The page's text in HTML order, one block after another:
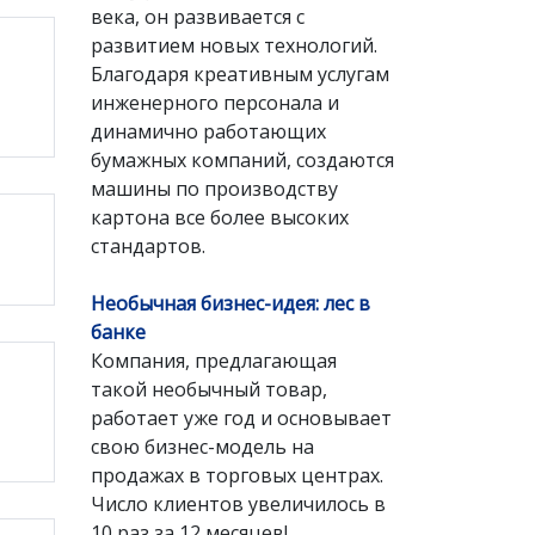
века, он развивается с
развитием новых технологий.
Благодаря креативным услугам
инженерного персонала и
динамично работающих
бумажных компаний, создаются
машины по производству
картона все более высоких
стандартов.
Необычная бизнес-идея: лес в
банке
Компания, предлагающая
такой необычный товар,
работает уже год и основывает
свою бизнес-модель на
продажах в торговых центрах.
Число клиентов увеличилось в